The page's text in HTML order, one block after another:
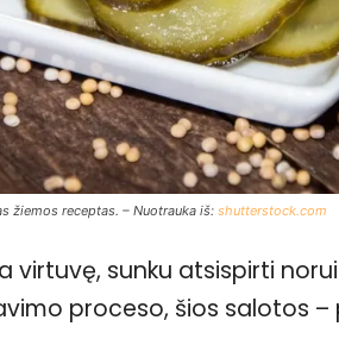
žiemos receptas. – Nuotrauka iš: shutterstock.com
virtuvę, sunku atsispirti
proceso, šios salotos